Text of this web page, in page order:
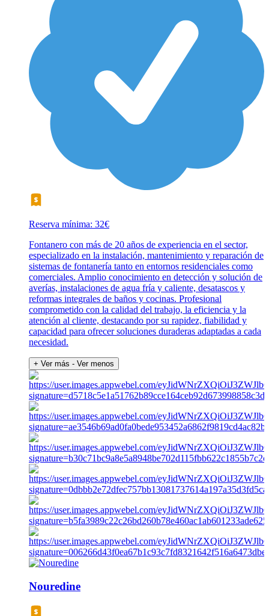
Reserva mínima: 32€
Fontanero con más de 20 años de experiencia en el sector,
especializado en la instalación, mantenimiento y reparación de
sistemas de fontanería tanto en entornos residenciales como
comerciales. Amplio conocimiento en detección y solución de
averías, instalaciones de agua fría y caliente, desatascos y
reformas integrales de baños y cocinas. Profesional
comprometido con la calidad del trabajo, la eficiencia y la
atención al cliente, destacando por su rapidez, fiabilidad y
capacidad para ofrecer soluciones duraderas adaptadas a cada
necesidad.
+ Ver más - Ver menos
Nouredine